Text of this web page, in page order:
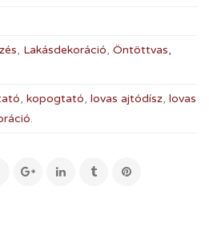
, Lakásdekoráció, Öntöttvas,
, kopogtató, lovas ajtódísz, lovas
.